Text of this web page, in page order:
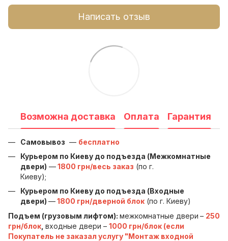
Написать отзыв
Возможна доставка Оплата Гарантия
Самовывоз — бесплатно
Курьером по Киеву до подъезда (Межкомнатные
двери) —1800 грн/весь заказ (по г.
Киеву);
Курьером по Киеву до подъезда (Входные
двери) —1800 грн/дверной блок (по г. Киеву)
Подъем (грузовым лифтом): межкомнатные двери – 250
грн/блок входные двери – 1000 грн/блок (если
Покупатель не заказал услугу "Монтаж входной